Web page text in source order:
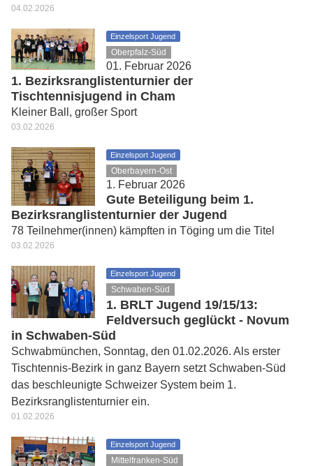
04.02.2026
Einzelsport Jugend
Oberpfalz-Süd
01. Februar 2026
1. Bezirksranglistenturnier der
Tischtennisjugend in Cham
Kleiner Ball, großer Sport
03.02.2026
Einzelsport Jugend
Oberbayern-Ost
1. Februar 2026
Gute Beteiligung beim 1.
Bezirksranglistenturnier der Jugend
78 Teilnehmer(innen) kämpften in Töging um die Titel
03.02.2026
Einzelsport Jugend
Schwaben-Süd
1. BRLT Jugend 19/15/13:
Feldversuch geglückt - Novum
in Schwaben-Süd
Schwabmünchen, Sonntag, den 01.02.2026. Als erster
Tischtennis-Bezirk in ganz Bayern setzt Schwaben-Süd
das beschleunigte Schweizer System beim 1.
Bezirksranglistenturnier ein.
01.02.2026
Einzelsport Jugend
Mittelfranken-Süd